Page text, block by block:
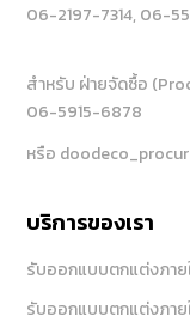
06-2197-7314, 06-
สำหรับ ฝ่ายจัดซื้อ
06-5915-6878
หรือ
บริการของเรา
รับออกแบบตกแต่งภาย
รับออกแบบตกแต่งภาย